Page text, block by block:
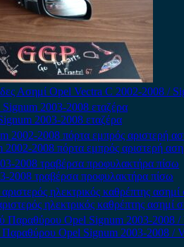
Ασημί Opel Vectra C 2002-2008 /
2003-2008 εταζέρα
2008 πόρτα εμπρός αριστερή
2008 τραβέρσα προφυλακτήρα πίσω
ηλεκτρικός καθρέπτης ασημί
Παραθύρου Opel Signum 2003-2008 /